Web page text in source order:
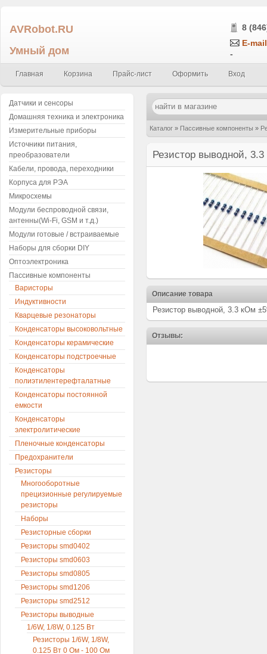
AVRobot.RU
Умный дом
8
E-
-
Главная Корзина Прайс-лист Оформить Вход
Каталог » Пассивные компоненты »
Резистор выводной,
Описание товара
Резистор выводной, 3.3 кОм
Отзывы:
Датчики и сенсоры
Домашняя техника и электроника
Измерительные приборы
Источники питания,
преобразователи
Кабели, провода, переходники
Корпуса для РЭА
Микросхемы
Модули беспроводной связи,
антенны(Wi-Fi, GSM и т.д.)
Модули готовые / встраиваемые
Наборы для сборки DIY
Оптоэлектроника
Пассивные компоненты
Варисторы
Индуктивности
Кварцевые резонаторы
Конденсаторы высоковольтные
Конденсаторы керамические
Конденсаторы подстроечные
Конденсаторы
полиэтилентерефталатные
Конденсаторы постоянной
емкости
Конденсаторы
электролитические
Пленочные конденсаторы
Предохранители
Резисторы
Многооборотные
прецизионные регулируемые
резисторы
Наборы
Резисторные сборки
Резисторы smd0402
Резисторы smd0603
Резисторы smd0805
Резисторы smd1206
Резисторы smd2512
Резисторы выводные
1/6W, 1/8W, 0.125 Вт
Резисторы 1/6W, 1/8W,
0.125 Вт 0 Ом - 100 Ом